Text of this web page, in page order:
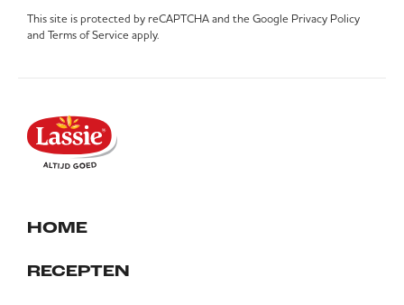
This site is protected by reCAPTCHA and the Google Privacy Policy
and Terms of Service apply.
HOME
RECEPTEN